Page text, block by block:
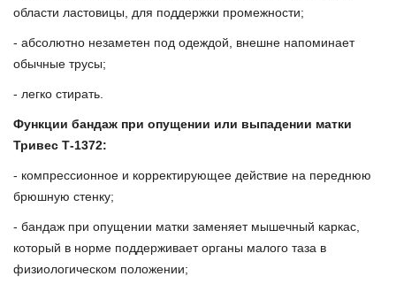
области ластовицы, для поддержки промежности;
- абсолютно незаметен под одеждой, внешне напоминает
обычные трусы;
- легко стирать.
Функции бандаж при опущении или выпадении матки
Тривес Т-1372:
- компрессионное и корректирующее действие на переднюю
брюшную стенку;
- бандаж при опущении матки заменяет мышечный каркас,
который в норме поддерживает органы малого таза в
физиологическом положении;